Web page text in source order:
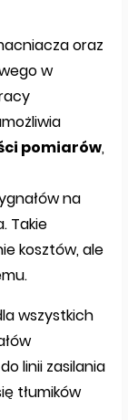
oraz
w
pomiarów,
na
Takie
kosztów, ale
wszystkich
linii zasilania
tłumików